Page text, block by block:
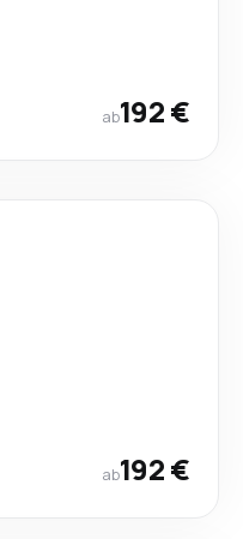
ab192 €
ab192 €